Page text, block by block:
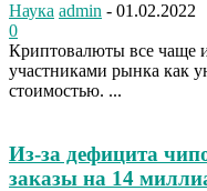
Наука admin - 01.02.2022
0
Криптовалюты все чаще
участниками рынка как
стоимостью. ...
Из-за дефицита
заказы на 14